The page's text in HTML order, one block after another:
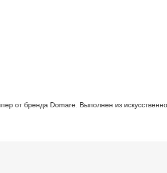
от бренда Domare. Выполнен из